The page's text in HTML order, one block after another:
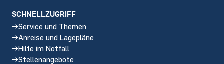
SCHNELLZUGRIFF
Service und Themen
Anreise und Lagepläne
Hilfe im Notfall
Stellenangebote